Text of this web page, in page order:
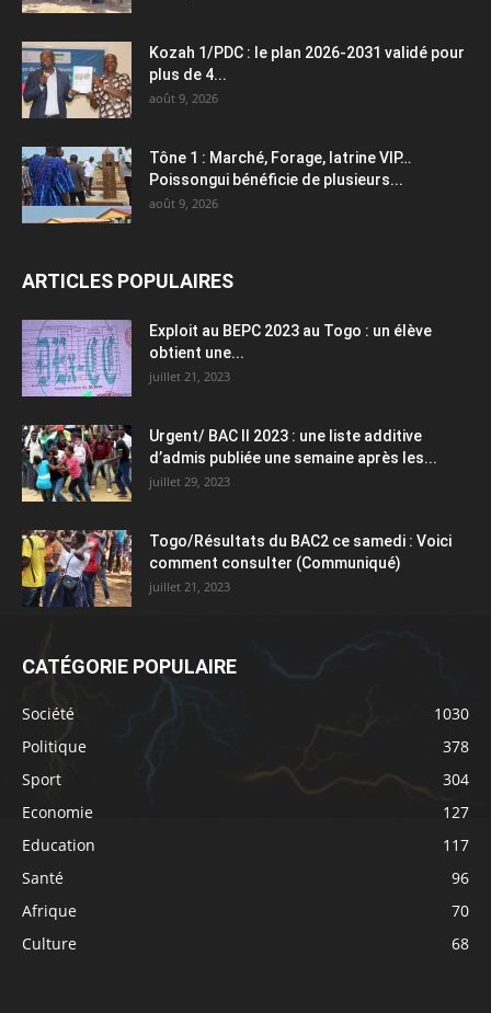
Kozah 1/PDC : le plan 2026-2031 validé pour
plus de 4...
août 9, 2026
Tône 1 : Marché, Forage, latrine VIP…
Poissongui bénéficie de plusieurs...
août 9, 2026
ARTICLES POPULAIRES
Exploit au BEPC 2023 au Togo : un élève
obtient une...
juillet 21, 2023
Urgent/ BAC II 2023 : une liste additive
d’admis publiée une semaine après les...
juillet 29, 2023
Togo/Résultats du BAC2 ce samedi : Voici
comment consulter (Communiqué)
juillet 21, 2023
CATÉGORIE POPULAIRE
Société
1030
Politique
378
Sport
304
Economie
127
Education
117
Santé
96
Afrique
70
Culture
68